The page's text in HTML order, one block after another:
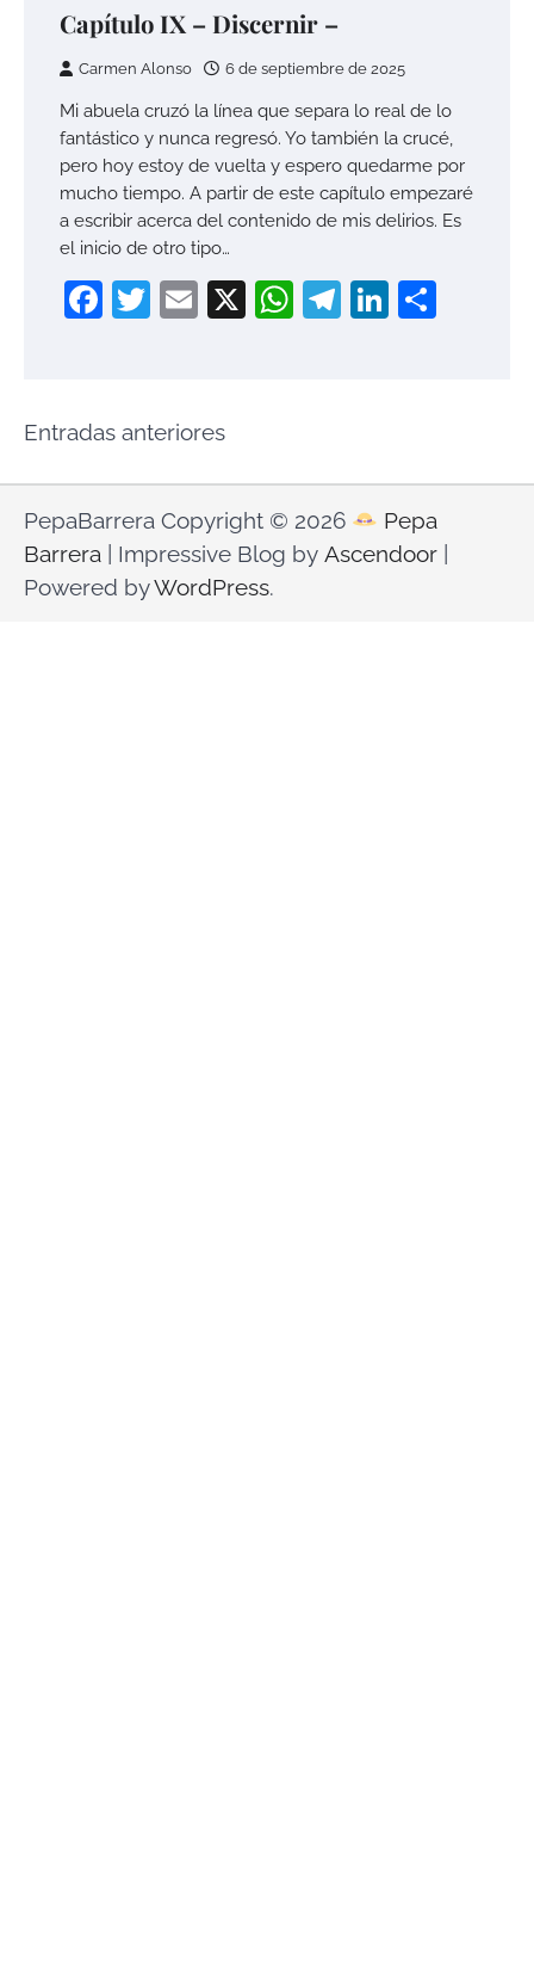
Capítulo IX – Discernir –
Carmen Alonso 6 de septiembre de 2025
Mi abuela cruzó la línea que separa lo real de lo
fantástico y nunca regresó. Yo también la crucé,
pero hoy estoy de vuelta y espero quedarme por
mucho tiempo. A partir de este capítulo empezaré
a escribir acerca del contenido de mis delirios. Es
el inicio de otro tipo…
Facebook
Twitter
Email
X WhatsApp
Telegram
Navegación
de
entradas
Entradas anteriores
PepaBarrera Copyright © 2026
Pepa
Barrera | Impressive Blog by Ascendoor
Powered byWordPress.